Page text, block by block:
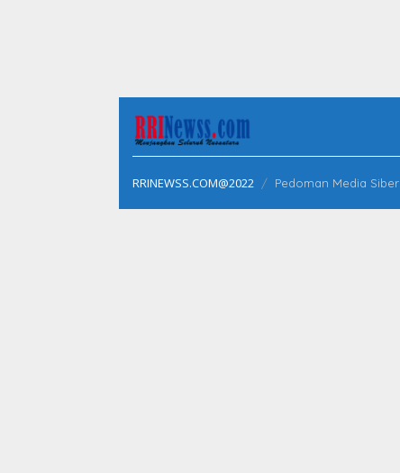
RRINEWSS.COM@2022 Pedoman Media Siber